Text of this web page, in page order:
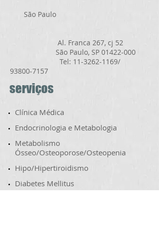
serviços
Clínica Médica
​Endocrinologia e Metabologia
​Metabolismo
Ósseo/Osteoporose/Osteopenia
Hipo/Hipertiroidismo
​Diabetes Mellitus
São Paulo
Al. Franca 267, cj 52
São Paulo, SP 01422-000
Tel: 11-3262-1169/
93800-7157